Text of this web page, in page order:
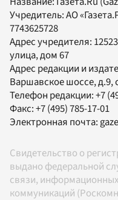
Учредитель:АО
7743625728
Адрес учредителя:
улица, дом 67
Адрес редакции и
Варшавское шоссе, д.9,
Телефон редакции:+7
Факс:+7 (495) 785-17-01
Электронная почта:
Свидетельство о
выдано федеральной
связи,
коммуникаций